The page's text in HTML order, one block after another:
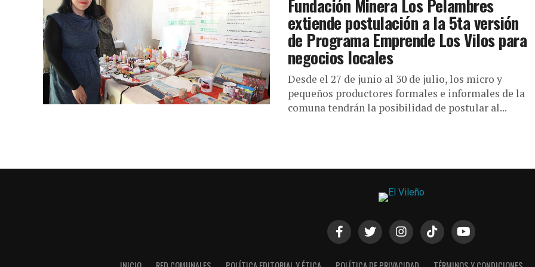
Fundación Minera Los Pelambres
extiende postulación a la 5ta versión
de Programa Emprende Los Vilos para
negocios locales
Desde el 27 de junio al 30 de julio, los micro y
pequeños productores formales e informales de la
comuna tendrán la posibilidad de postular al...